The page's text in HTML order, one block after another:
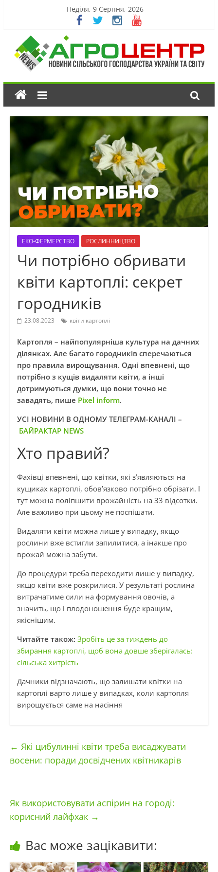
Неділя, 9 Серпня, 2026
ЕКО-ФЕРМЕРСТВО РОСЛИННИЦТВО
Чи потрібно обривати
квіти картоплі: секрет
городників
23.08.2023 квіти картоплі
Картопля – найпопулярніша культура на дачних
ділянках. Але багато городників сперечаються
про правила вирощування. Одні впевнені, що
потрібно з кущів видаляти квіти, а інші
дотримуються думки, що вони точно не
завадять, пише Pixel inform.
УСІ НОВИНИ В ОДНОМУ ТЕЛЕГРАМ-КАНАЛІ –
БАЙРАКТАР NEWS
Хто правий?
Фахівці впевнені, що квітки, які з’являються на
кущиках картоплі, обов’язково потрібно обрізати. І
тут можна поліпшити врожайність на 33 відсотки.
Але важливо при цьому не поспішати.
Видаляти квіти можна лише у випадку, якщо
рослини вже встигли запилитися, а інакше про
врожай можна забути.
До процедури треба переходити лише у випадку,
якщо квіти вже розкрилися. У результаті рослина
витрачатиме сили на формування овочів, а
значить, що і плодоношення буде кращим,
якіснішим.
Читайте також: Зробіть це за тиждень до
збирання картоплі, щоб вона довше зберігалась:
сільська хитрість
Дачники відзначають, що залишати квітки на
картоплі варто лише у випадках, коли картопля
вирощується саме на насіння
← Які цибулинні квіти треба висаджувати
восени: поради досвідчених квітникарів
Як використовувати аспірин на городі:
корисний лайфхак →
Вас може зацікавити: